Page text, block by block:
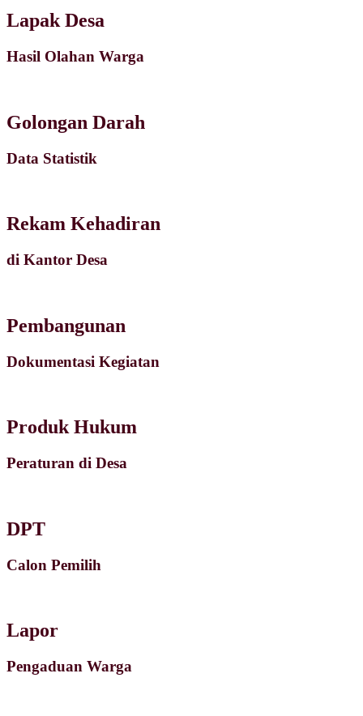
Lapak Desa
Hasil Olahan Warga
Golongan Darah
Data Statistik
Rekam Kehadiran
di Kantor Desa
Pembangunan
Dokumentasi Kegiatan
Produk Hukum
Peraturan di Desa
DPT
Calon Pemilih
Lapor
Pengaduan Warga